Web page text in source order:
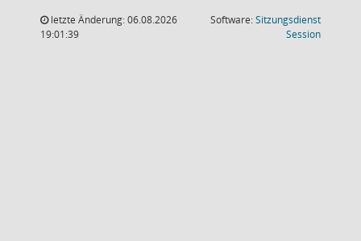
letzte Änderung: 06.08.2026
19:01:39
Software:Sitzungsdienst
Session(Wird in